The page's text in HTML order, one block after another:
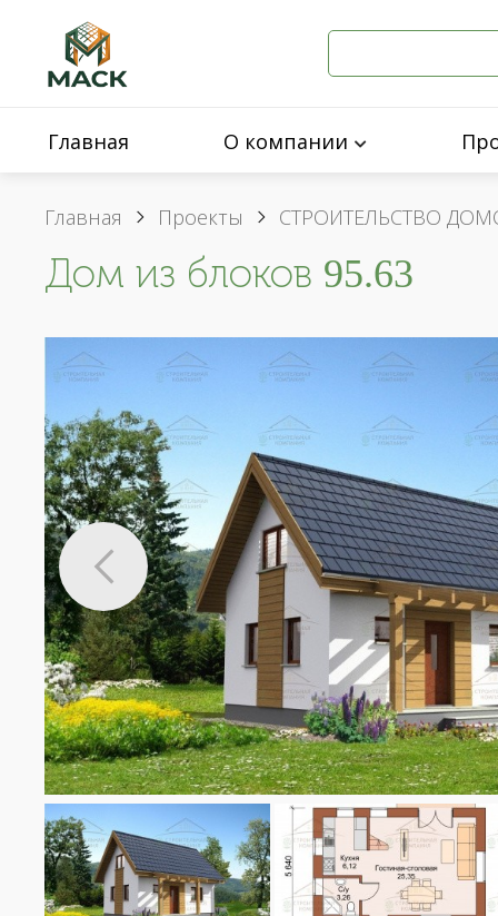
Главная О компании
Главная Проекты СТРОИТЕЛЬСТВО
Дом из блоков 95.63